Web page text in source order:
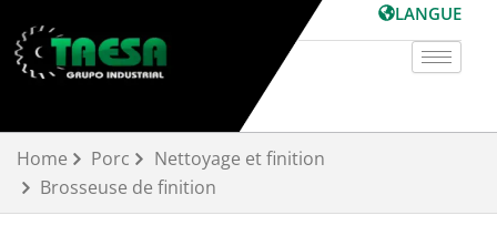
au
contenu
LANGUE
Home Porc
Nettoyage et finition
Brosseuse de finition